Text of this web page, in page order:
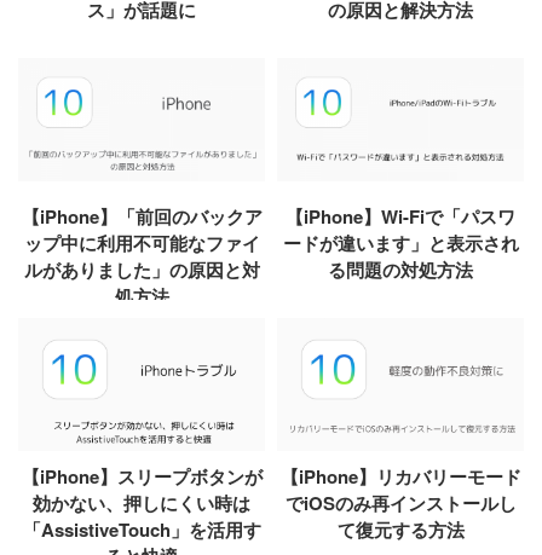
ス」が話題に
の原因と解決方法
【iPhone】「前回のバックア
ップ中に利用不可能なファイ
ルがありました」の原因と対
処方法
【iPhone】Wi-Fiで「パスワ
ードが違います」と表示され
る問題の対処方法
【iPhone】スリープボタンが
効かない、押しにくい時は
「AssistiveTouch」を活用す
【iPhone】リカバリーモード
でiOSのみ再インストールし
て復元する方法